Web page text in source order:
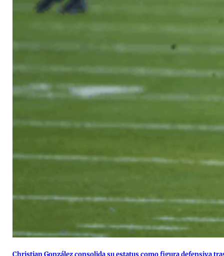
Christian González consolida su estatus como figura defensiva